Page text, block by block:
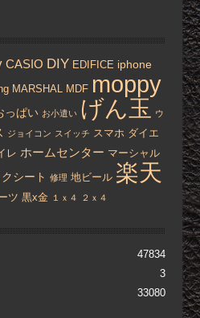
CASIO DIY EDIFICE iphone
MARSHAL MDF moppy
っぱい お小遣い げん玉 ウ
ジョイコン スイッチ スマホ ダイエ
レ ホームセンター マーシャル
シート 修理 地ビール 楽天
ツ 黒x金 １ｘ４ ２ｘ４
47834
3
33080